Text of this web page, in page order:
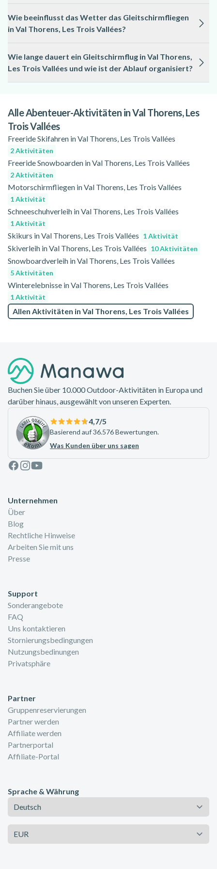
jeweiligen Aktivitätsseite.
begleiten Sie ausschließlich lizenzierte und erfahrene
Instruktoren, die moderne Sicherheitsausrüstung verwenden.
Alle Flüge werden unter Berücksichtigung der aktuellen
Wetterbedingungen durchgeführt.
Wie beeinflusst das Wetter das Gleitschirmfliegen
in Val Thorens, Les Trois Vallées?
Gleitschirmfliegen in Val Thorens, Les Trois Vallées, da Wind,
Sicht und Niederschlag die Durchführung beeinflussen
können. Bei ungünstigen Bedingungen wird der Flug
Wie lange dauert ein Gleitschirmflug in Val Thorens,
Les Trois Vallées und wie ist der Ablauf organisiert?
von Wetter und Flugroute. Die Organisation umfasst eine
kurze Einweisung, den Aufstieg zum Startplatz und den
eigentlichen Flug.
Alle Abenteuer-Aktivitäten in Val Thorens, Les
Trois Vallées
Freeride Skifahren in Val Thorens, Les Trois Vallées
2 Aktivitäten
Freeride Snowboarden in Val Thorens, Les Trois Vallées
2 Aktivitäten
Motorschirmfliegen in Val Thorens, Les Trois Vallées
1 Aktivität
Schneeschuhverleih in Val Thorens, Les Trois Vallées
1 Aktivität
Skikurs in Val Thorens, Les Trois Vallées 1 Aktivität
Skiverleih in Val Thorens, Les Trois Vallées 10 Aktivitäten
Snowboardverleih in Val Thorens, Les Trois Vallées
5 Aktivitäten
Winterelebnisse in Val Thorens, Les Trois Vallées
1 Aktivität
Allen Aktivitäten in Val Thorens, Les Trois Vallées
Buchen Sie über 10.000 Outdoor-Aktivitäten in Europa und
darüber hinaus, ausgewählt von unseren Experten.
4,7/5
Basierend auf 36.576 Bewertungen.
Was Kunden über uns sagen
Facebook
Instagram
Youtube
Unternehmen
Über
Blog
Rechtliche Hinweise
Arbeiten Sie mit uns
Presse
Support
Sonderangebote
FAQ
Uns kontaktieren
Stornierungsbedingungen
Nutzungsbedinungen
Privatsphäre
Partner
Gruppenreservierungen
Partner werden
Affiliate werden
Partnerportal
Affiliate-Portal
Sprache & Währung